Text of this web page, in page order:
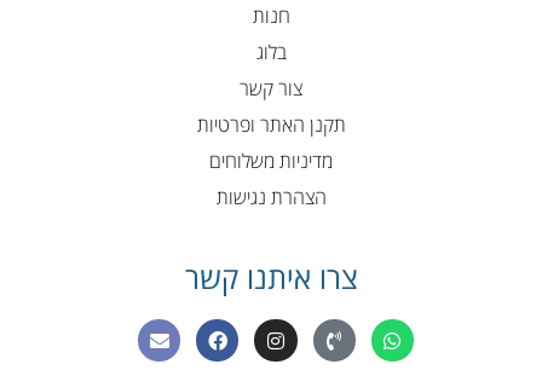
חנות
בלוג
צור קשר
תקנן האתר ופרטיות
מדיניות משלוחים
הצהרת נגישות
צרו איתנו קשר
W
h
P
h
I
n
F
a
E
n